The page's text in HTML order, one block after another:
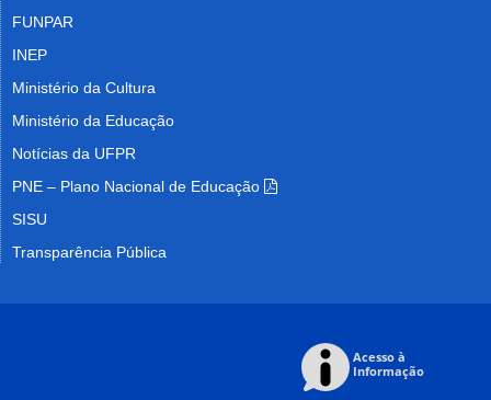
FUNPAR
INEP
Ministério da Cultura
Ministério da Educação
Notícias da UFPR
PNE – Plano Nacional de Educação
SISU
Transparência Pública